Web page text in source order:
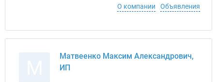
О компании
Объявления
Матвеенко Максим Александрович,
ИП